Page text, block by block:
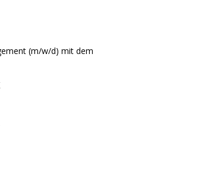
(m/w/d) mit dem